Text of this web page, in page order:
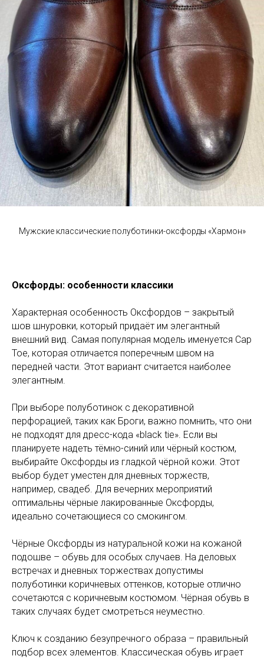
Мужские классические полуботинки-оксфорды «Хармон»
Оксфорды: особенности классики
Характерная особенность Оксфордов – закрытый
шов шнуровки, который придаёт им элегантный
внешний вид. Самая популярная модель именуется Cap
Toe, которая отличается поперечным швом на
передней части. Этот вариант считается наиболее
элегантным.
При выборе полуботинок с декоративной
перфорацией, таких как Броги, важно помнить, что они
не подходят для дресс-кода «black tie». Если вы
планируете надеть тёмно-синий или чёрный костюм,
выбирайте Оксфорды из гладкой чёрной кожи. Этот
выбор будет уместен для дневных торжеств,
например, свадеб. Для вечерних мероприятий
оптимальны чёрные лакированные Оксфорды,
идеально сочетающиеся со смокингом.
Чёрные Оксфорды из натуральной кожи на кожаной
подошве – обувь для особых случаев. На деловых
встречах и дневных торжествах допустимы
полуботинки коричневых оттенков, которые отлично
сочетаются с коричневым костюмом. Чёрная обувь в
таких случаях будет смотреться неуместно.
Ключ к созданию безупречного образа – правильный
подбор всех элементов. Классическая обувь играет